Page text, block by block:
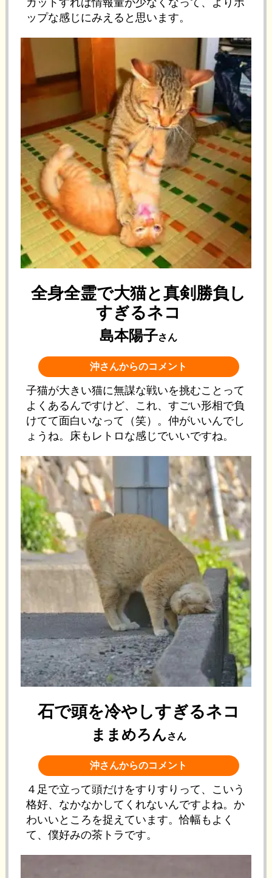
カットすれば情報量が少なくなって、よりポ
ップな感じにみえると思います。
全身全霊で大猫と真剣勝負し
すぎるネコ
島本陽子さん
沖さんからのコメント
子猫が大きい猫に無謀な戦いを挑むことって
よくあるんですけど、これ、すごい形相で負
けてて面白いなって（笑）。仲がいいんでし
ょうね。床もレトロな感じでいいですね。
石で頭を冷やしすぎるネコ
ままめろんさん
沖さんからのコメント
４足で立って頭だけをすりすりって、こいう
格好、なかなかしてくれないんですよね。か
わいいところを捉えています。恰幅もよく
て、僕好みの茶トラです。